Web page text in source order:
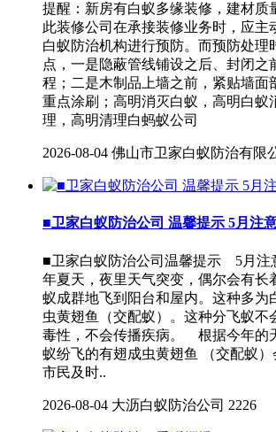
提醒：新房有白蚁多缘装修，建材
此装修公司在承接装修业务时，应主
白蚁防治机构进行预防。而预防处理
点，一是隐蔽管线铺设之后、封闭之
程；二是木制品上墙之前，紧贴墙面
重点涂刷；高明消灭白蚁，高明白蚁
理，高明清理白蚂蚁公司
2026-08-04 佛山市卫家白蚁防治有限
■卫家白蚁防治公司 温馨提示 5月注
■卫家白蚁防治公司温馨提示 5月
年夏天，夜里天气突变，偶尔会有长
蚁成群地飞到阳台和屋内。这种多为
虫黄翅鱼（交配蚁）。这种分飞蚁不
毒性，不会传播疾病。 根据今年的
蚁纷飞的有翅成虫黄翅鱼 （交配蚁
市民及时..
2026-08-04 大沥白蚁防治公司 2226